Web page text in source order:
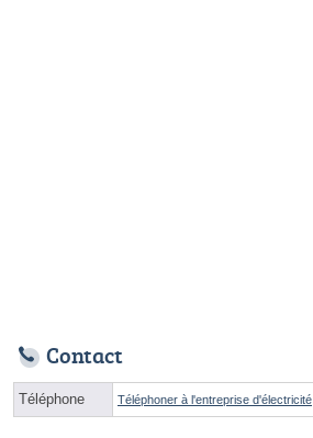
Contact
Téléphone Téléphoner à l'entreprise d'électricité